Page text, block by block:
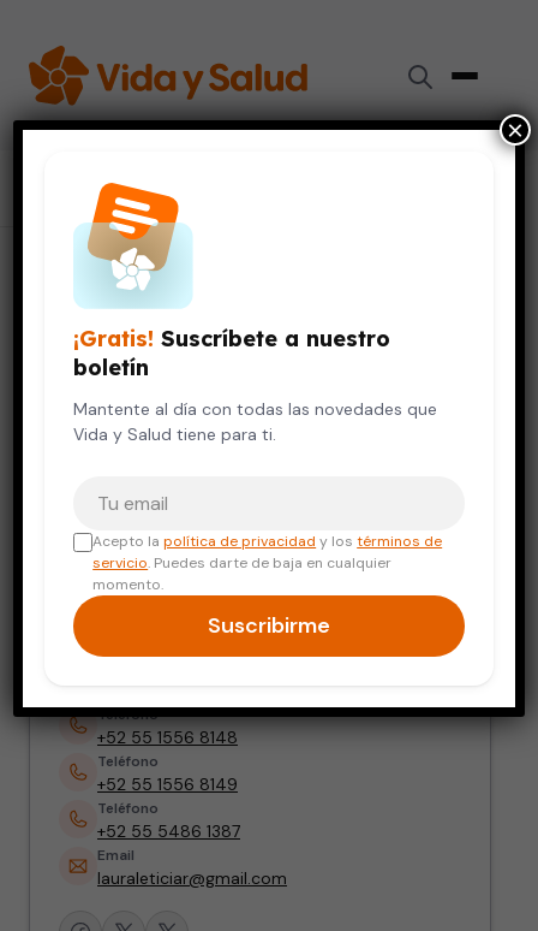
Colaboradores
Doctora
Cardiología
TÍTULOS ACADÉMICOS
Cardiología
Electrofisióloga, con Maestría en Ciencias
Médicas
Teléfono
+52 55 1556 8148
Teléfono
+52 55 1556 8149
Teléfono
+52 55 5486 1387
Email
lauraleticiar@gmail.com
¡Gratis! Suscríbete a nuestro
boletín
Mantente al día con todas las novedades que
Vida y Salud tiene para ti.
Acepto lapolítica de privacidad y lostérminos de
servicio. Puedes darte de baja en cualquier
momento.
Suscribirme
×